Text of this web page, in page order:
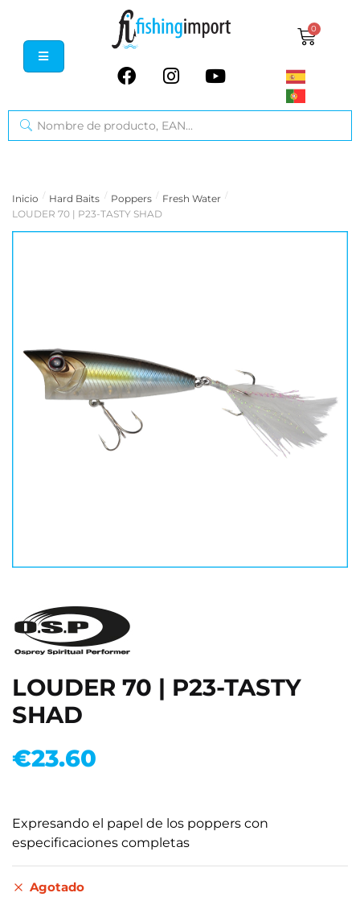
0
Inicio / Hard Baits / Poppers / Fresh Water /
LOUDER 70 | P23-TASTY SHAD
LOUDER 70 | P23-TASTY
SHAD
€23.60
Expresando el papel de los poppers con
especificaciones completas
Agotado